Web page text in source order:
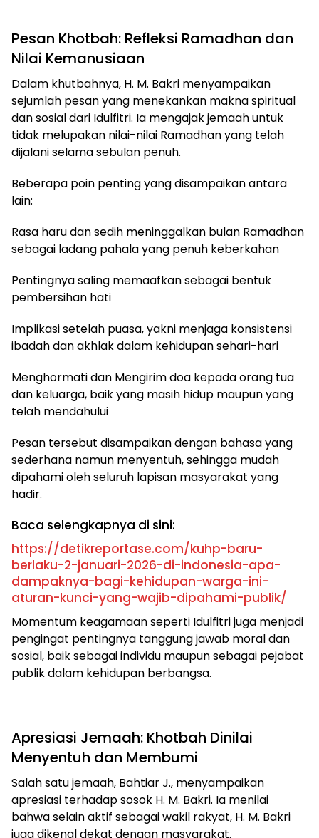
Pesan Khotbah: Refleksi Ramadhan dan
Nilai Kemanusiaan
Dalam khutbahnya, H. M. Bakri menyampaikan
sejumlah pesan yang menekankan makna spiritual
dan sosial dari Idulfitri. Ia mengajak jemaah untuk
tidak melupakan nilai-nilai Ramadhan yang telah
dijalani selama sebulan penuh.
Beberapa poin penting yang disampaikan antara
lain:
Rasa haru dan sedih meninggalkan bulan Ramadhan
sebagai ladang pahala yang penuh keberkahan
Pentingnya saling memaafkan sebagai bentuk
pembersihan hati
Implikasi setelah puasa, yakni menjaga konsistensi
ibadah dan akhlak dalam kehidupan sehari-hari
Menghormati dan Mengirim doa kepada orang tua
dan keluarga, baik yang masih hidup maupun yang
telah mendahului
Pesan tersebut disampaikan dengan bahasa yang
sederhana namun menyentuh, sehingga mudah
dipahami oleh seluruh lapisan masyarakat yang
hadir.
Baca selengkapnya di sini:
https://detikreportase.com/kuhp-baru-
berlaku-2-januari-2026-di-indonesia-apa-
dampaknya-bagi-kehidupan-warga-ini-
aturan-kunci-yang-wajib-dipahami-publik/
Momentum keagamaan seperti Idulfitri juga menjadi
pengingat pentingnya tanggung jawab moral dan
sosial, baik sebagai individu maupun sebagai pejabat
publik dalam kehidupan berbangsa.
Apresiasi Jemaah: Khotbah Dinilai
Menyentuh dan Membumi
Salah satu jemaah, Bahtiar J., menyampaikan
apresiasi terhadap sosok H. M. Bakri. Ia menilai
bahwa selain aktif sebagai wakil rakyat, H. M. Bakri
juga dikenal dekat dengan masyarakat.